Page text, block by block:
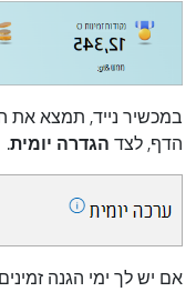
במכשיר נייד, תמצא את
הדף, לצד הגדרה יומית.
אם יש לך ימי הגנה